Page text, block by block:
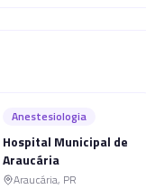
Anestesiologia
Hospital Municipal de
Araucária
Araucária, PR